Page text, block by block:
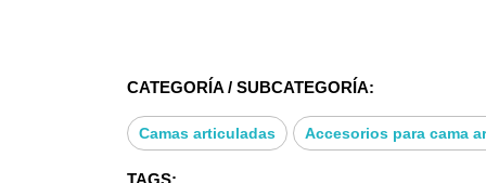
CATEGORÍA / SUBCATEGORÍA:
Camas articuladas Accesorios para cama
TAGS: